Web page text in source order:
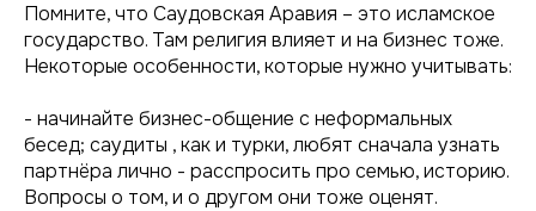
Помните, что Саудовская Аравия – это исламское
государство. Там религия влияет и на бизнес тоже.
Некоторые особенности, которые нужно учитывать:
- начинайте бизнес-общение с неформальных
бесед; саудиты , как и турки, любят сначала узнать
партнёра лично - расспросить про семью, историю.
Вопросы о том, и о другом они тоже оценят.